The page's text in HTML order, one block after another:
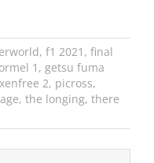
, f1 2021 , final
1 , getsu fuma
2, picross,
, the longing, there